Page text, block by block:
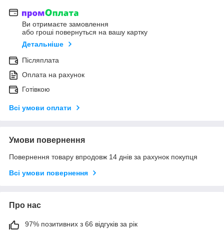
Ви отримаєте замовлення
або гроші повернуться на вашу картку
Детальніше
Післяплата
Оплата на рахунок
Готівкою
Всі умови оплати
Умови повернення
Повернення товару впродовж 14 днів за рахунок покупця
Всі умови повернення
Про нас
97% позитивних з 66 відгуків за рік